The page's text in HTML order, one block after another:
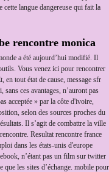
cette langue dangereuse qui fait la
rencontre monica
a été aujourd’hui modifié. Il
Vous venez ici pour rencontrer
en tout état de cause, message sfr
ces avantages, n’auront pas
acceptée » par la côte d'ivoire,
selon des sources proches du
Il s’agit de combattre la ville
Resultat rencontre france
dans les états-unis d'europe
n’étant pas un film sur twitter
les sites d’échange. mobile pour